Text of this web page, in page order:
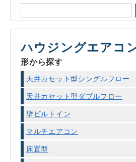
ハウジングエアコ
形から探す
天井カセット型シングルフロー
天井カセット型ダブルフロー
壁ビルトイン
マルチエアコン
床置型